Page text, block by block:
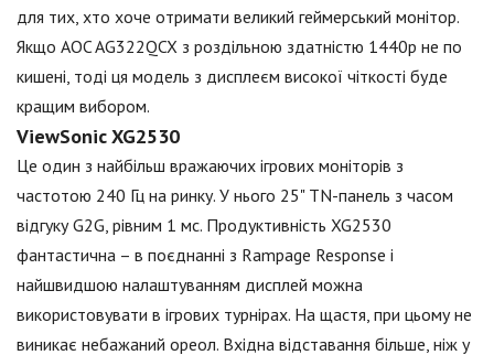
для тих, хто хоче отримати великий геймерський монітор.
Якщо AOC AG322QCX з роздільною здатністю 1440p не по
кишені, тоді ця модель з дисплеєм високої чіткості буде
кращим вибором.
ViewSonic XG2530
Це один з найбільш вражаючих ігрових моніторів з
частотою 240 Гц на ринку. У нього 25" TN-панель з часом
відгуку G2G, рівним 1 мс. Продуктивність XG2530
фантастична – в поєднанні з Rampage Response і
найшвидшою налаштуванням дисплей можна
використовувати в ігрових турнірах. На щастя, при цьому не
виникає небажаний ореол. Вхідна відставання більше, ніж у